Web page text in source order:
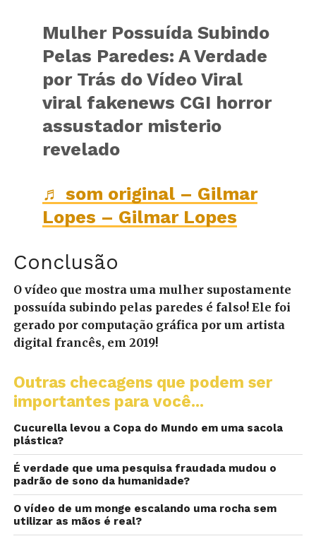
Mulher Possuída Subindo
Pelas Paredes: A Verdade
por Trás do Vídeo Viral
viral fakenews CGI horror
assustador misterio
revelado
♬ som original – Gilmar
Lopes – Gilmar Lopes
Conclusão
O vídeo que mostra uma mulher supostamente
possuída subindo pelas paredes é falso! Ele foi
gerado por computação gráfica por um artista
digital francês, em 2019!
Outras checagens que podem ser
importantes para você...
Cucurella levou a Copa do Mundo em uma sacola
plástica?
É verdade que uma pesquisa fraudada mudou o
padrão de sono da humanidade?
O vídeo de um monge escalando uma rocha sem
utilizar as mãos é real?